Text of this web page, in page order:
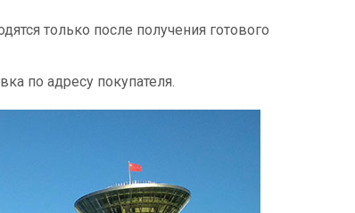
только после получения готового
по адресу покупателя.